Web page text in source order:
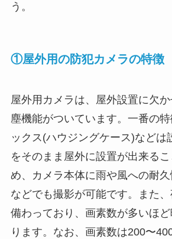
う。
①屋外用の防犯カメラの特徴
屋外用カメラは、屋外設置に欠
塵機能がついています。一番の
ックス(ハウジングケース)などは
をそのまま屋外に設置が出来る
め、カメラ本体に雨や風への耐
などでも撮影が可能です。また
備わっており、画素数が多いほ
ります。なお、画素数は200〜